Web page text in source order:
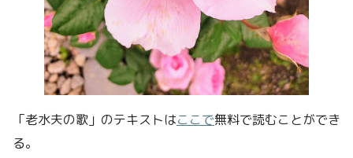
「老水夫の歌」のテキストはここで無料で読むことができ
る。